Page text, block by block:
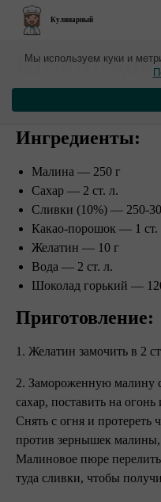
Кулинарный
Ингредиенты:
Малина — 250 г
Сахар — 2 ст. л.
Сливки (10%) — 250-
Какао-порошок — 1 ст.
Желатин — 10 г
Вода — 2 ст. л.
Шоколад горький —
Приготовление:
1. Желатин замочить в 2
2. Замороженную малину
сахар, поставить на
Снять с огня и протереть
против зернышек
Малиновое пюре
туда сливки, чтобы
Мы используем куки и